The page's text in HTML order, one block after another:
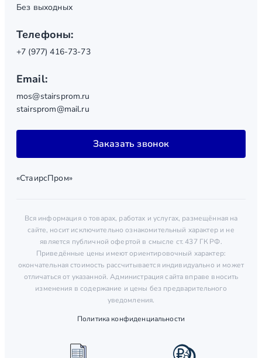
Без выходных
Телефоны:
+7 (977) 416-73-73
Email:
mos@stairsprom.ru
stairsprom@mail.ru
Заказать звонок
«СтаирсПром»
Вся информация о товарах, работах и услугах, размещённая на
сайте, носит исключительно ознакомительный характер и не
является публичной офертой в смысле ст. 437 ГК РФ.
Приведённые цены имеют ориентировочный характер:
окончательная стоимость рассчитывается индивидуально и может
отличаться от указанной. Администрация сайта вправе вносить
изменения в содержание и цены без предварительного
уведомления.
Политика конфиденциальности